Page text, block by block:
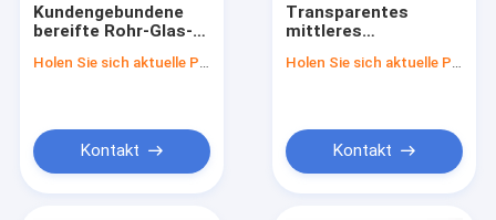
Kundengebundene
bereifte Rohr-Glas-
Laborgebrauch
Holen Sie sich aktuelle Preis
Kontakt
Transparentes
mittleres
Ampullen-Rohr für
Holen Sie sich aktuelle Preis
Kontakt